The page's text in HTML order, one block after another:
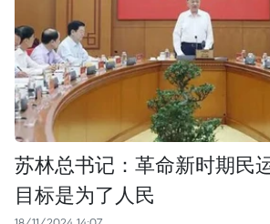
苏林总书记：革命新时期民
目标是为了人民